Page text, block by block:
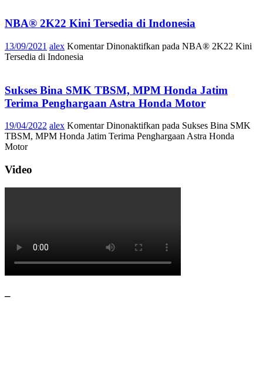
NBA® 2K22 Kini Tersedia di Indonesia
13/09/2021 alex Komentar Dinonaktifkan pada NBA® 2K22 Kini
Tersedia di Indonesia
Sukses Bina SMK TBSM, MPM Honda Jatim
Terima Penghargaan Astra Honda Motor
19/04/2022 alex Komentar Dinonaktifkan pada Sukses Bina SMK
TBSM, MPM Honda Jatim Terima Penghargaan Astra Honda
Motor
Video
–